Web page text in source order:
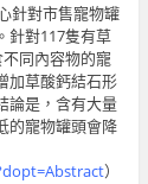
針對市售寵物罐
針對117隻有草
同內容物的寵
加草酸鈣結石形
論是，含有大量
的寵物罐頭會降
）